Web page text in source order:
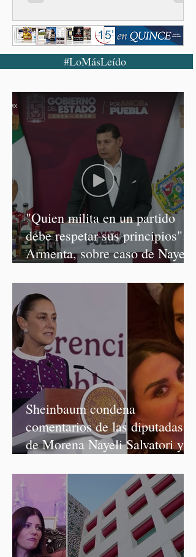
#LoMásLeído
"Quien milita en un partido
debe respetar sus principios":
Armenta, sobre caso de Nayeli
Sheinbaum condena
comentarios de las diputadas
de Morena Nayeli Salvatori y